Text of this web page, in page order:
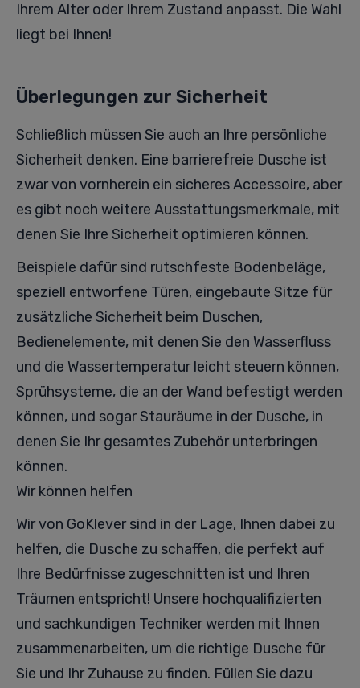
Ihrem Alter oder Ihrem Zustand anpasst. Die Wahl
liegt bei Ihnen!
Überlegungen zur Sicherheit
Schließlich müssen Sie auch an Ihre persönliche
Sicherheit denken. Eine barrierefreie Dusche ist
zwar von vornherein ein sicheres Accessoire, aber
es gibt noch weitere Ausstattungsmerkmale, mit
denen Sie Ihre Sicherheit optimieren können.
Beispiele dafür sind rutschfeste Bodenbeläge,
speziell entworfene Türen, eingebaute Sitze für
zusätzliche Sicherheit beim Duschen,
Bedienelemente, mit denen Sie den Wasserfluss
und die Wassertemperatur leicht steuern können,
Sprühsysteme, die an der Wand befestigt werden
können, und sogar Stauräume in der Dusche, in
denen Sie Ihr gesamtes Zubehör unterbringen
können.
Wir können helfen
Wir von GoKlever sind in der Lage, Ihnen dabei zu
helfen, die Dusche zu schaffen, die perfekt auf
Ihre Bedürfnisse zugeschnitten ist und Ihren
Träumen entspricht! Unsere hochqualifizierten
und sachkundigen Techniker werden mit Ihnen
zusammenarbeiten, um die richtige Dusche für
Sie und Ihr Zuhause zu finden. Füllen Sie dazu